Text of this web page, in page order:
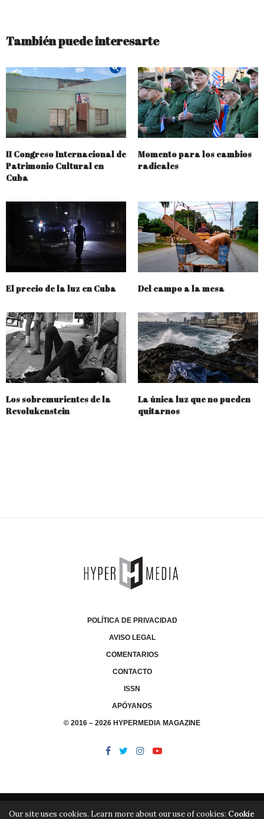
También puede interesarte
II Congreso Internacional de
Patrimonio Cultural en
Cuba
Momento para los cambios
radicales
El precio de la luz en Cuba Del campo a la mesa
Los sobremurientes de la
Revolukenstein
La única luz que no pueden
quitarnos
POLÍTICA DE PRIVACIDAD
AVISO LEGAL
COMENTARIOS
CONTACTO
ISSN
APÓYANOS
© 2016 – 2026 HYPERMEDIA MAGAZINE
Our site uses cookies. Learn more about our use of cookies: Cookie